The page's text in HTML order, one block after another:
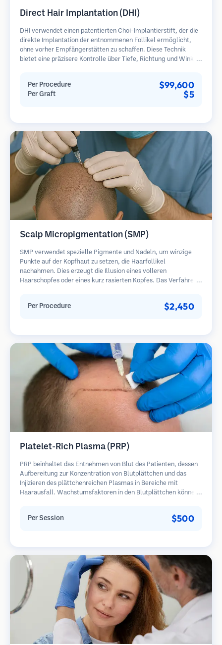
Direct Hair Implantation (DHI)
DHI verwendet einen patentierten Choi-Implantierstift, der die
direkte Implantation der entnommenen Follikel ermöglicht,
ohne vorher Empfängerstätten zu schaffen. Diese Technik
bietet eine präzisere Kontrolle über Tiefe, Richtung und Winkel
Per Procedure $99,600
Per Graft $5
Scalp Micropigmentation (SMP)
SMP verwendet spezielle Pigmente und Nadeln, um winzige
Punkte auf der Kopfhaut zu setzen, die Haarfollikel
nachahmen. Dies erzeugt die Illusion eines volleren
Haarschopfes oder eines kurz rasierten Kopfes. Das Verfahren
Per Procedure $2,450
Platelet-Rich Plasma (PRP)
PRP beinhaltet das Entnehmen von Blut des Patienten, dessen
Aufbereitung zur Konzentration von Blutplättchen und das
Injizieren des plättchenreichen Plasmas in Bereiche mit
Haarausfall. Wachstumsfaktoren in den Blutplättchen können
mehrere Sitzungen erforderlich.
Per Session $500